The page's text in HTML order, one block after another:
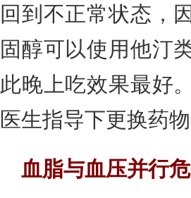
回到不正常状态，
固醇可以使用他汀
此晚上吃效果最好
医生指导下更换药物
血脂与血压并行